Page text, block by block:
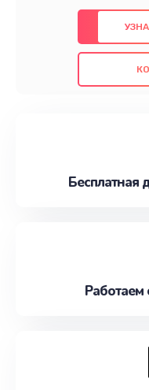
предлагаем
использованием
также
проведенных
наилучшим
Бесплатная